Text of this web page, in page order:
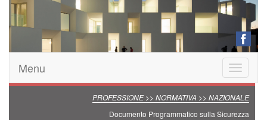
Toggle
Menu
PROFESSIONE >> NORMATIVA >> NAZIONALE
Documento Programmatico sulla Sicurezza